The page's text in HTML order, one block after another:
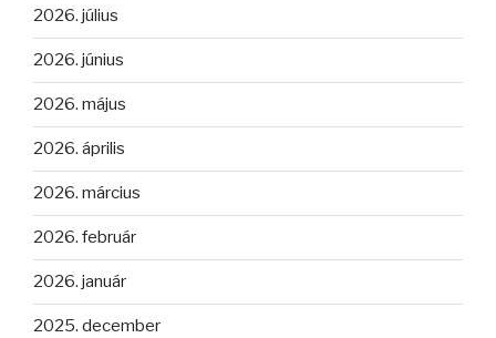
2026. július
2026. június
2026. május
2026. április
2026. március
2026. február
2026. január
2025. december